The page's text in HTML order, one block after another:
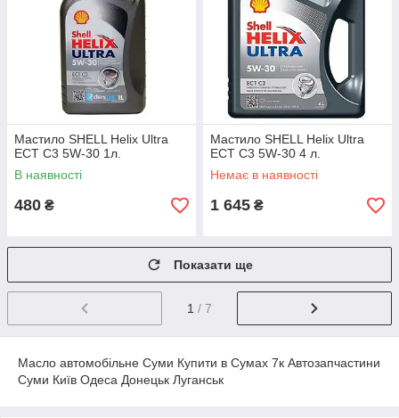
Мастило SHELL Helix Ultra
ECT C3 5W-30 1л.
В наявності
480 ₴
Мастило SHELL Helix Ultra
ECT C3 5W-30 4 л.
Немає в наявності
1 645 ₴
Показати ще
1 / 7
Масло автомобільне Суми Купити в Сумах 7к Автозапчастини
Суми Київ Одеса Донецьк Луганськ